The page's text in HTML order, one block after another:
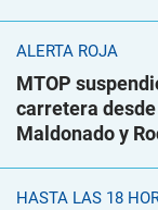
ALERTA ROJA
MTOP
carretera
Maldonado y
HASTA LAS 18